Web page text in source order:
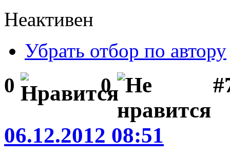
Неактивен
Убрать отбор по автору
0 0
06.12.2012 08:51